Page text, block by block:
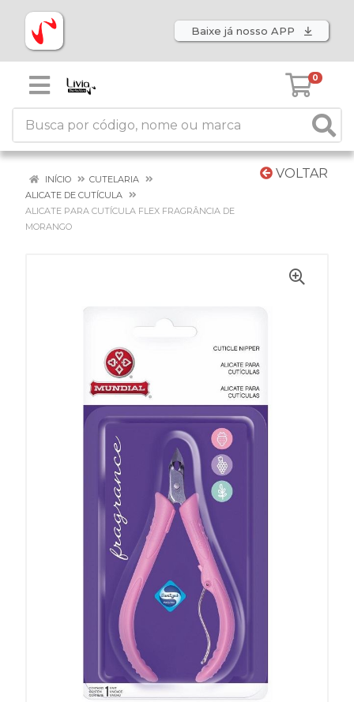
Baixe já nosso APP
0
VOLTAR
INÍCIO
CUTELARIA
ALICATE DE CUTÍCULA
ALICATE PARA CUTÍCULA FLEX FRAGRÂNCIA DE
MORANGO